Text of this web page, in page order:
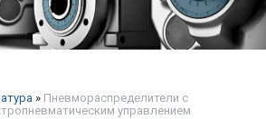
» Пневмораспределители с
управлением